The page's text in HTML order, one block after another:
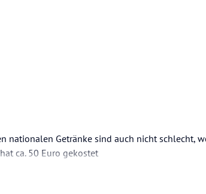
nationalen Getränke sind auch nicht schlecht,
ca. 50 Euro gekostet